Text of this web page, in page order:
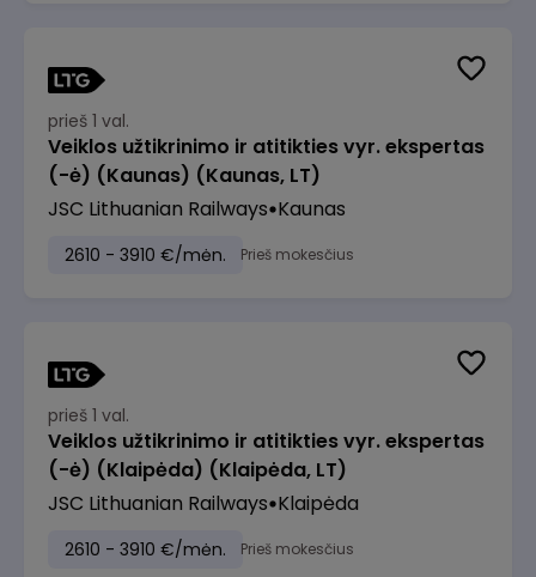
prieš 1 val.
Veiklos užtikrinimo ir atitikties vyr. ekspertas
(-ė) (Kaunas) (Kaunas, LT)
JSC Lithuanian Railways Kaunas
2610 - 3910 €/mėn. Prieš mokesčius
prieš 1 val.
Veiklos užtikrinimo ir atitikties vyr. ekspertas
(-ė) (Klaipėda) (Klaipėda, LT)
JSC Lithuanian Railways Klaipėda
2610 - 3910 €/mėn. Prieš mokesčius